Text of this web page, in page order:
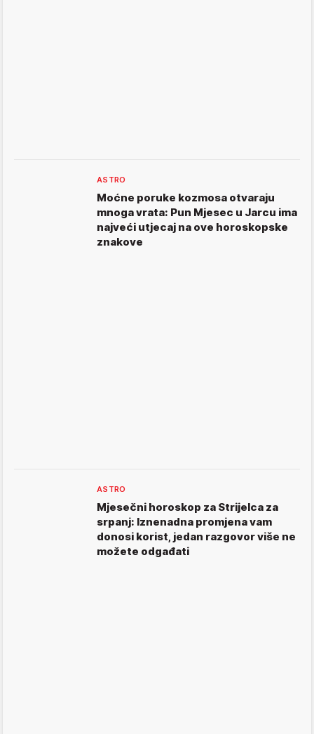
ASTRO
Moćne poruke kozmosa otvaraju
mnoga vrata: Pun Mjesec u Jarcu ima
najveći utjecaj na ove horoskopske
znakove
ASTRO
Mjesečni horoskop za Strijelca za
srpanj: Iznenadna promjena vam
donosi korist, jedan razgovor više ne
možete odgađati